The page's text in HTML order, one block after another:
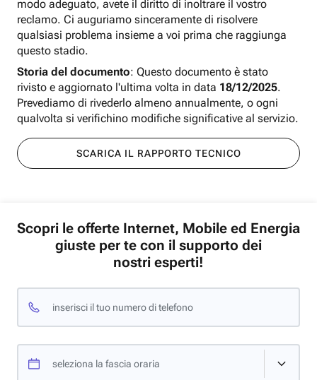
modo adeguato, avete il diritto di inoltrare il vostro
reclamo. Ci auguriamo sinceramente di risolvere
qualsiasi problema insieme a voi prima che raggiunga
questo stadio.
Storia del documento: Questo documento è stato
rivisto e aggiornato l'ultima volta in data 18/12/2025.
Prevediamo di rivederlo almeno annualmente, o ogni
qualvolta si verifichino modifiche significative al servizio.
SCARICA IL RAPPORTO TECNICO
Scopri le offerte Internet, Mobile ed Energia
giuste per te con il supporto dei
nostri esperti!
inserisci il tuo numero di telefono
seleziona la fascia oraria